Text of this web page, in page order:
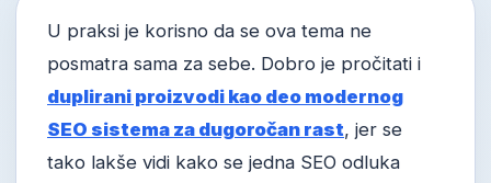
U praksi je korisno da se ova tema ne
posmatra sama za sebe. Dobro je pročitati i
duplirani proizvodi kao deo modernog
SEO sistema za dugoročan rast, jer se
tako lakše vidi kako se jedna SEO odluka